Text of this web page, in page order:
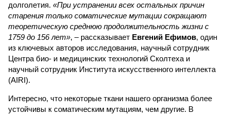
долголетия. «При устранении всех остальных причин
старения только соматические мутации сокращают
теоретическую среднюю продолжительность жизни с
1759 до 156 лет», – рассказывает Евгений Ефимов, один
из ключевых авторов исследования, научный сотрудник
Центра био- и медицинских технологий Сколтеха и
научный сотрудник Института искусственного интеллекта
(AIRI).
Интересно, что некоторые ткани нашего организма более
устойчивы к соматическим мутациям, чем другие. В